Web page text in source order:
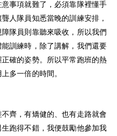
事項就難了，必須靠隊裡懂手
人隊員知悉當晚的訓練安排，
隊員則靠聽來吸收，所以我們
訓練時，除了講解，我們還要
確的姿勢。所以平常跑班的熱
多一倍的時間。
齊，有矯健的、也有走路就會
跑得不錯，我便鼓勵他參加我